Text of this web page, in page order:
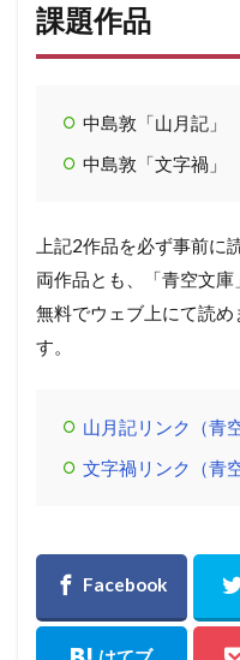
課題作品
中島敦「山月記」
中島敦「文字禍」
上記2作品を必ず事前に
両作品とも、「青空文庫
無料でウェブ上にて読
す。
山月記リンク（青
文字禍リンク（青